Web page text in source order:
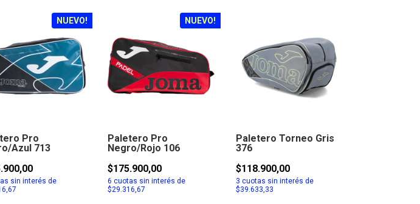
NUEVO!
Pro
Azul 713
sin interés de
NUEVO!
Paletero Pro
Negro/Rojo 106
$175.900,00
6 cuotas sin interés de
$29.316,67
Paletero Torneo Gris
376
$118.900,00
3 cuotas sin interés de
$39.633,33